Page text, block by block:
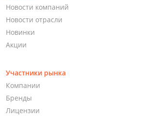
Новости компаний
Новости отрасли
Новинки
Акции
Участники рынка
Компании
Бренды
Лицензии